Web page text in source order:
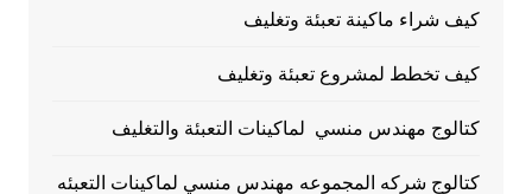
كيف شراء ماكينة تعبئة وتغليف
كيف تخطط لمشروع تعبئة وتغليف
كتالوج مهندس منسي لماكينات التعبئة والتغليف
كتالوج شركه المجموعه مهندس منسي لماكينات التعبئه